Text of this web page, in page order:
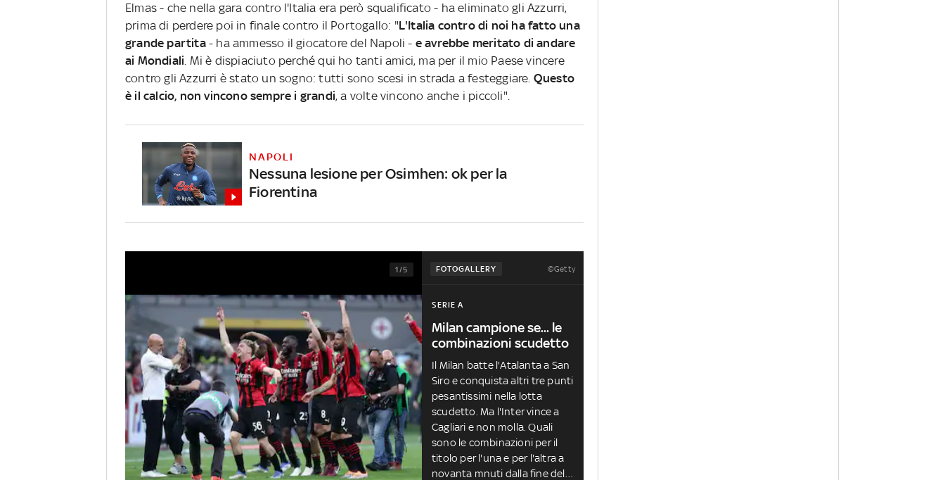
Elmas - che nella gara contro l'Italia era però squalificato - ha eliminato gli Azzurri,
prima di perdere poi in finale contro il Portogallo: "L'Italia contro di noi ha fatto una
grande partita- ha ammesso il giocatore del Napoli - e avrebbe meritato di andare
ai Mondiali. Mi è dispiaciuto perché qui ho tanti amici, ma per il mio Paese vincere
contro gli Azzurri è stato un sogno: tutti sono scesi in strada a festeggiare. Questo
è il calcio, non vincono sempre i grandi, a volte vincono anche i piccoli".
NAPOLI
Nessuna lesione per Osimhen: ok per la
Fiorentina
FOTOGALLERY ©Getty
1/5
SERIE A
Milan campione se... le
combinazioni scudetto
Il Milan batte l'Atalanta a San
Siro e conquista altri tre punti
pesantissimi nella lotta
scudetto. Ma l'Inter vince a
Cagliari e non molla. Quali
sono le combinazioni per il
titolo per l'una e per l'altra a
novanta mnuti dalla fine del